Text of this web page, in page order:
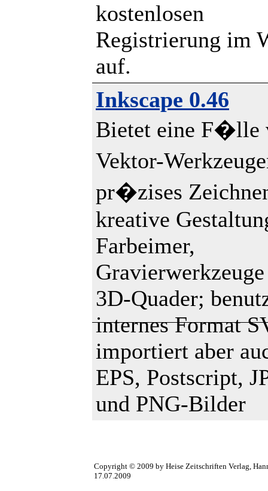
kostenlosen
Registrierung im
auf.
Inkscape 0.46
Bietet eine F�lle
Vektor-
pr�zises
kreative
Farbeimer,
3D-Quader;
internes Format
importiert aber
EPS, Postscript,
und PNG-Bilder
Copyright © 2009 by Heise Zeitschriften Verlag,
17.07.2009